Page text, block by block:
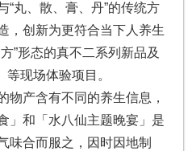
“丸、散、膏、丹”的传统方
，创新为更符合当下人养生
”形态的真不二系列新品及
等现场体验项目。
物产含有不同的养生信息，
」和「水八仙主题晚宴」是
味合而服之，因时因地制